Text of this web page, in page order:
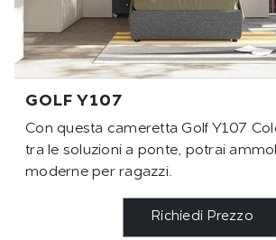
GOLF Y107
Con questa cameretta Golf Y107
tra le soluzioni a ponte, potrai
moderne per ragazzi.
Richiedi Prezzo